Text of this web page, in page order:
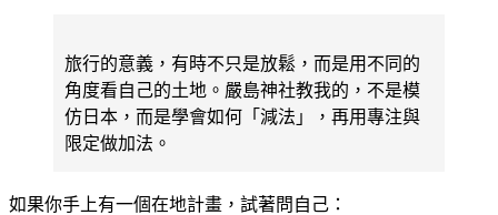
旅行的意義，有時不只是放鬆，而是用不同的
角度看自己的土地。嚴島神社教我的，不是模
仿日本，而是學會如何「減法」，再用專注與
限定做加法。
如果你手上有一個在地計畫，試著問自己：